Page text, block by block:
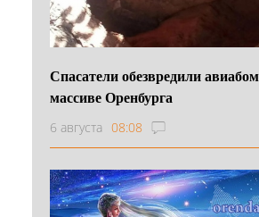
Спасатели обезвредили
массиве Оренбурга
6 августа 08:08